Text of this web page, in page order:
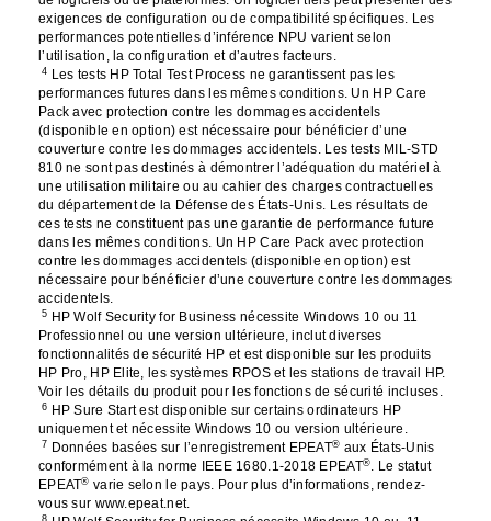
exigences de configuration ou de compatibilité spécifiques. Les
performances potentielles d’inférence NPU varient selon
l’utilisation, la configuration et d’autres facteurs.
4 Les tests HP Total Test Process ne garantissent pas les
performances futures dans les mêmes conditions. Un HP Care
Pack avec protection contre les dommages accidentels
(disponible en option) est nécessaire pour bénéficier d’une
couverture contre les dommages accidentels. Les tests MIL-STD
810 ne sont pas destinés à démontrer l’adéquation du matériel à
une utilisation militaire ou au cahier des charges contractuelles
du département de la Défense des États-Unis. Les résultats de
ces tests ne constituent pas une garantie de performance future
dans les mêmes conditions. Un HP Care Pack avec protection
contre les dommages accidentels (disponible en option) est
nécessaire pour bénéficier d’une couverture contre les dommages
accidentels.
5 HP Wolf Security for Business nécessite Windows 10 ou 11
Professionnel ou une version ultérieure, inclut diverses
fonctionnalités de sécurité HP et est disponible sur les produits
HP Pro, HP Elite, les systèmes RPOS et les stations de travail HP.
Voir les détails du produit pour les fonctions de sécurité incluses.
6 HP Sure Start est disponible sur certains ordinateurs HP
uniquement et nécessite Windows 10 ou version ultérieure.
7 Données basées sur l’enregistrement EPEAT® aux États-Unis
conformément à la norme IEEE 1680.1-2018 EPEAT®
. Le statut
EPEAT® varie selon le pays. Pour plus d’informations, rendez-
vous sur www.epeat.net.
8